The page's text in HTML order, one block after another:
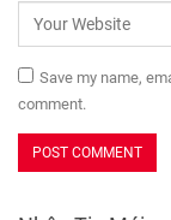
Save my name,
comment.